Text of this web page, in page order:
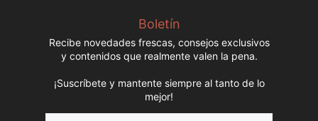
Boletín
Recibe novedades frescas, consejos exclusivos
y contenidos que realmente valen la pena.
¡Suscríbete y mantente siempre al tanto de lo
mejor!